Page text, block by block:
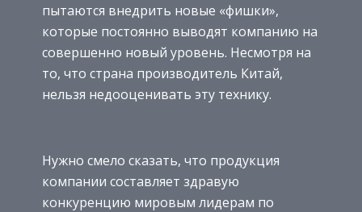
пытаются внедрить новые «фишки»,
которые постоянно выводят компанию на
совершенно новый уровень. Несмотря на
то, что страна производитель Китай,
нельзя недооценивать эту технику.
Нужно смело сказать, что продукция
компании составляет здравую
конкуренцию мировым лидерам по